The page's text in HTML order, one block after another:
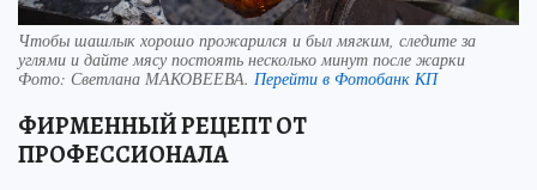
Чтобы шашлык хорошо прожарился и был мягким, следите за
углями и дайте мясу постоять несколько минут после жарки
Фото: Светлана МАКОВЕЕВА. Перейти в Фотобанк КП
ФИРМЕННЫЙ РЕЦЕПТ ОТ
ПРОФЕССИОНАЛА